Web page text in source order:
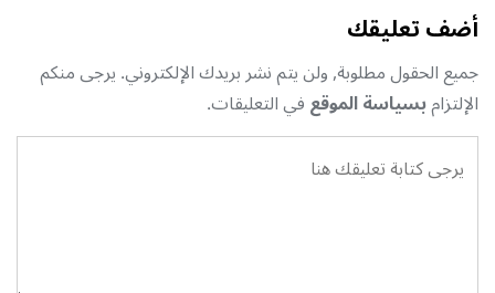
أضف تعليقك
جميع الحقول مطلوبة, ولن يتم نشر بريدك الإلكتروني. يرجى منكم
الإلتزامبسياسة الموقعفي التعليقات.